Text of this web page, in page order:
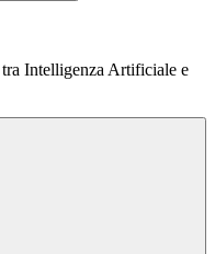
Intelligenza Artificiale e